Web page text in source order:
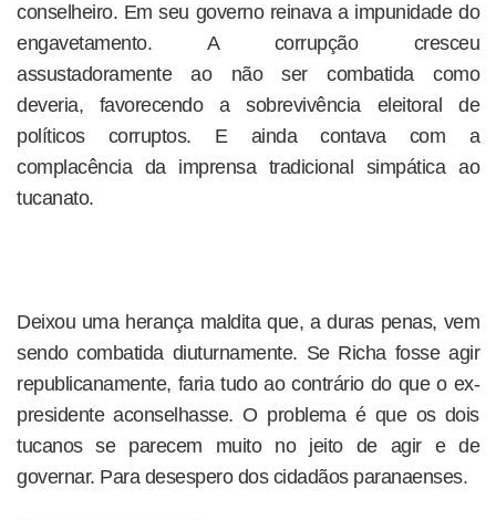
conselheiro. Em seu governo reinava a impunidade do
engavetamento. A corrupção cresceu
assustadoramente ao não ser combatida como
deveria, favorecendo a sobrevivência eleitoral de
políticos corruptos. E ainda contava com a
complacência da imprensa tradicional simpática ao
tucanato.
Deixou uma herança maldita que, a duras penas, vem
sendo combatida diuturnamente. Se Richa fosse agir
republicanamente, faria tudo ao contrário do que o ex-
presidente aconselhasse. O problema é que os dois
tucanos se parecem muito no jeito de agir e de
governar. Para desespero dos cidadãos paranaenses.